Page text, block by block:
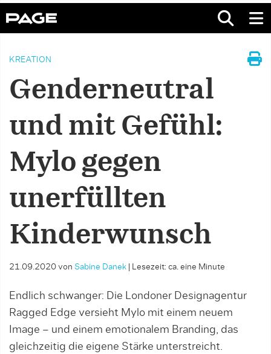
KREATION
Genderneutral
und mit Gefühl:
Mylo gegen
unerfüllten
Kinderwunsch
21.09.2020 von Sabine Danek Lesezeit: ca. eine Minute
Endlich schwanger: Die Londoner Designagentur
Ragged Edge versieht Mylo mit einem neuem
Image – und einem emotionalem Branding, das
gleichzeitig die eigene Stärke unterstreicht.